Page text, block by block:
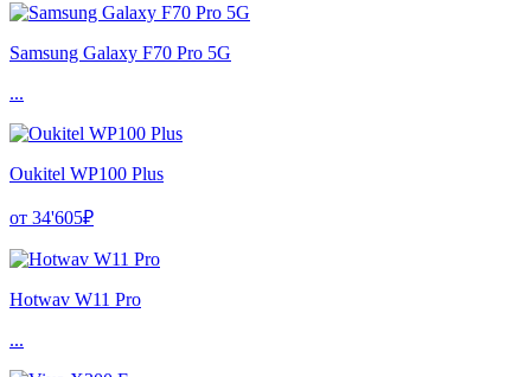
Samsung Galaxy F70 Pro 5G
...
Oukitel WP100 Plus
от 34'605₽
Hotwav W11 Pro
...